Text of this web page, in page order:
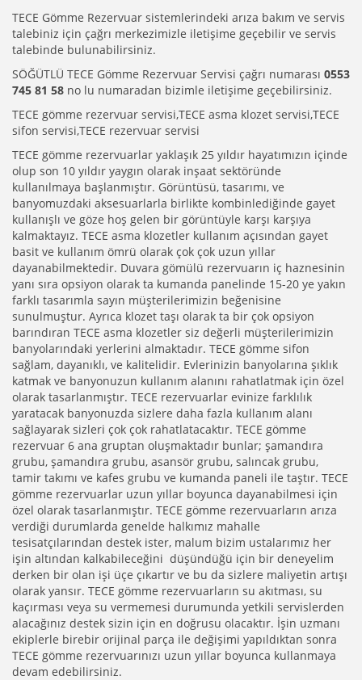
TECE Gömme Rezervuar sistemlerindeki arıza bakım ve servis
talebiniz için çağrı merkezimizle iletişime geçebilir ve servis
talebinde bulunabilirsiniz.
SÖĞÜTLÜ TECE Gömme Rezervuar Servisi çağrı numarası 0553
745 81 58 no lu numaradan bizimle iletişime geçebilirsiniz.
TECE gömme rezervuar servisi,TECE asma klozet servisi,TECE
sifon servisi,TECE rezervuar servisi
TECE gömme rezervuarlar yaklaşık 25 yıldır hayatımızın içinde
olup son 10 yıldır yaygın olarak inşaat sektöründe
kullanılmaya başlanmıştır. Görüntüsü, tasarımı, ve
banyomuzdaki aksesuarlarla birlikte kombinlediğinde gayet
kullanışlı ve göze hoş gelen bir görüntüyle karşı karşıya
kalmaktayız. TECE asma klozetler kullanım açısından gayet
basit ve kullanım ömrü olarak çok çok uzun yıllar
dayanabilmektedir. Duvara gömülü rezervuarın iç haznesinin
yanı sıra opsiyon olarak ta kumanda panelinde 15-20 ye yakın
farklı tasarımla sayın müşterilerimizin beğenisine
sunulmuştur. Ayrıca klozet taşı olarak ta bir çok opsiyon
barındıran TECE asma klozetler siz değerli müşterilerimizin
banyolarındaki yerlerini almaktadır. TECE gömme sifon
sağlam, dayanıklı, ve kalitelidir. Evlerinizin banyolarına şıklık
katmak ve banyonuzun kullanım alanını rahatlatmak için özel
olarak tasarlanmıştır. TECE rezervuarlar evinize farklılık
yaratacak banyonuzda sizlere daha fazla kullanım alanı
sağlayarak sizleri çok çok rahatlatacaktır. TECE gömme
rezervuar 6 ana gruptan oluşmaktadır bunlar; şamandıra
grubu, şamandıra grubu, asansör grubu, salıncak grubu,
tamir takımı ve kafes grubu ve kumanda paneli ile taştır. TECE
gömme rezervuarlar uzun yıllar boyunca dayanabilmesi için
özel olarak tasarlanmıştır. TECE gömme rezervuarların arıza
verdiği durumlarda genelde halkımız mahalle
tesisatçılarından destek ister, malum bizim ustalarımız her
işin altından kalkabileceğini düşündüğü için bir deneyelim
derken bir olan işi üçe çıkartır ve bu da sizlere maliyetin artışı
olarak yansır. TECE gömme rezervuarların su akıtması, su
kaçırması veya su vermemesi durumunda yetkili servislerden
alacağınız destek sizin için en doğrusu olacaktır. İşin uzmanı
ekiplerle birebir orijinal parça ile değişimi yapıldıktan sonra
TECE gömme rezervuarınızı uzun yıllar boyunca kullanmaya
devam edebilirsiniz.